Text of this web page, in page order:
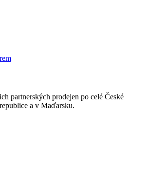
partnerských prodejen po celé České
a v Maďarsku.